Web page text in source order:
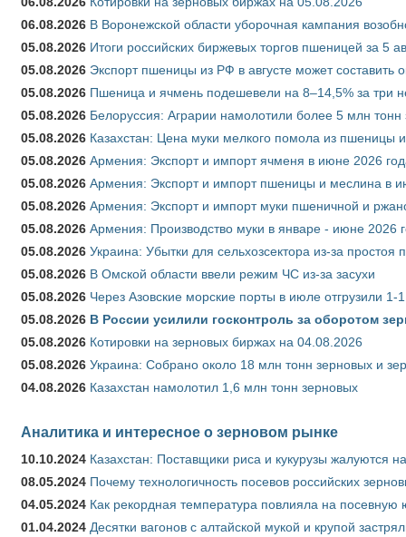
06.08.2026 В Воронежской области уборочная кампания
05.08.2026 Итоги российских биржевых торгов пшеницей за 5
05.08.2026 Экспорт пшеницы из РФ в августе может составить
05.08.2026 Пшеница и ячмень подешевели на 8–14,5% за три
05.08.2026 Белоруссия: Аграрии намолотили более 5 млн тонн
05.08.2026 Казахстан: Цена муки мелкого помола из пшеницы
05.08.2026 Армения: Экспорт и импорт ячменя в июне 2026
05.08.2026 Армения: Экспорт и импорт пшеницы и меслина в
05.08.2026 Армения: Экспорт и импорт муки пшеничной и
05.08.2026 Армения: Производство муки в январе - июне 2026
05.08.2026 Украина: Убытки для сельхозсектора из-за простоя
05.08.2026 В Омской области ввели режим ЧС из-за засухи
05.08.2026 Через Азовские морские порты в июле отгрузили
05.08.2026 В России усилили госконтроль за оборотом
05.08.2026 Котировки на зерновых биржах на 04.08.2026
05.08.2026 Украина: Собрано около 18 млн тонн зерновых и
04.08.2026 Казахстан намолотил 1,6 млн тонн зерновых
Аналитика и интересное о зерновом рынке
10.10.2024 Казахстан: Поставщики риса и кукурузы жалуются
08.05.2024 Почему технологичность посевов российских
04.05.2024 Как рекордная температура повлияла на
01.04.2024 Десятки вагонов с алтайской мукой и крупой